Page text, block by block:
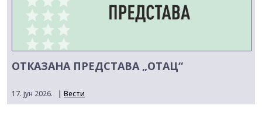
ОТКАЗАНА ПРЕДСТАВА „ОТАЦ“
17. јун 2026. | Вести